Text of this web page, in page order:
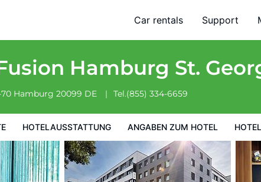
Car rentals Support
Hamburg St.
Hamburg 20099 DE Tel.(855) 334-6659
HOTELAUSSTATTUNG ANGABEN ZUM HOTEL